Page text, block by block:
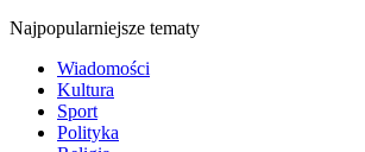
Najpopularniejsze tematy
Wiadomości
Kultura
Sport
Polityka